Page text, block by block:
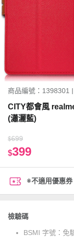
商品編號：1398301
CITY都會風
(瀟灑藍)
$699
$399
※不適用優惠券
檢驗碼
BSMI 字號： 免